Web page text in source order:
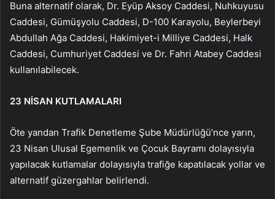
Buna alternatif olarak, Dr. Eyüp Aksoy Caddesi, Nuhkuyusu
Caddesi, Gümüşyolu Caddesi, D-100 Karayolu, Beylerbeyi
Abdullah Ağa Caddesi, Hakimiyet-i Milliye Caddesi, Halk
Caddesi, Cumhuriyet Caddesi ve Dr. Fahri Atabey Caddesi
kullanılabilecek.
23 NİSAN KUTLAMALARI
Öte yandan Trafik Denetleme Şube Müdürlüğü’nce yarın,
23 Nisan Ulusal Egemenlik ve Çocuk Bayramı dolayısıyla
yapılacak kutlamalar dolayısıyla trafiğe kapatılacak yollar ve
alternatif güzergahlar belirlendi.